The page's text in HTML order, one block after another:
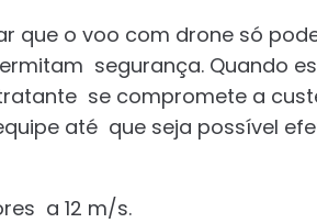
que o voo com drone só
segurança. Quando
se compromete a
até que seja possível
a 12 m/s.